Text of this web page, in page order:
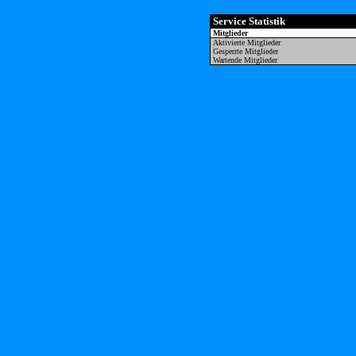
Service Statistik
Mitglieder
Aktivierte Mitglieder
Gesperrte Mitglieder
Wartende Mitglieder